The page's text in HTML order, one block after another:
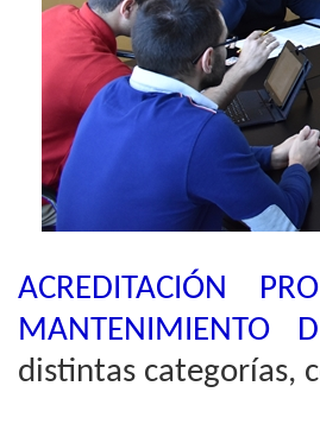
ACREDITACIÓN
MANTENIMIENTO
distintas categorías,